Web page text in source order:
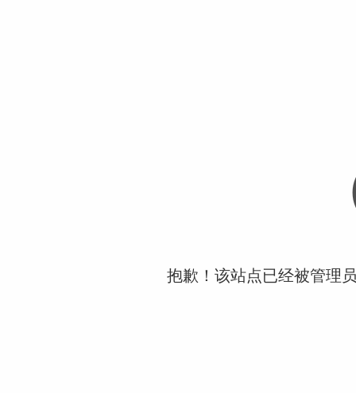
抱歉！该站点已经被管理